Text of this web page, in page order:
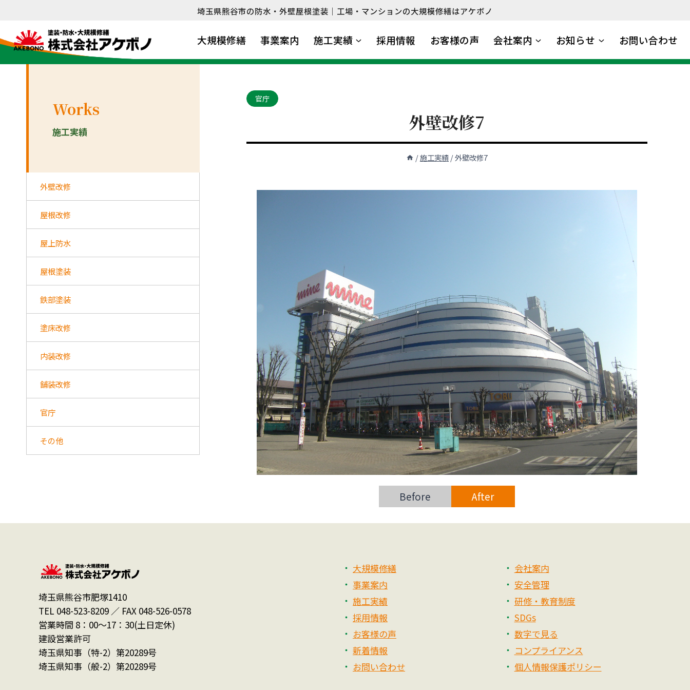
ス
キ
埼玉県熊谷市の防水・外壁屋根塗装｜工場・マンションの大規模修繕はアケボノ
大規模修繕 事業案内 施工実績 採用情報 お客様の声 会社案内 お知らせ お問い合わせ
官庁
外壁改修7
/施工実績/外壁改修7
Before After
Works
施工実績
外壁改修
屋根改修
屋上防水
屋根塗装
鉄部塗装
塗床改修
内装改修
舗装改修
官庁
その他
埼玉県熊谷市肥塚1410
TEL 048-523-8209 ／ FAX 048-526-0578
営業時間 8：00～17：30(土日定休)
建設営業許可
埼玉県知事（特-2）第20289号
埼玉県知事（般-2）第20289号
大規模修繕
事業案内
施工実績
採用情報
お客様の声
新着情報
お問い合わせ
会社案内
安全管理
研修・教育制度
SDGs
数字で見る
コンプライアンス
個人情報保護ポリシー